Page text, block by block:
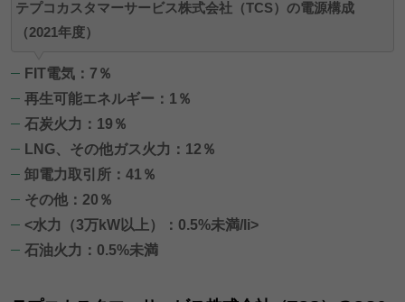
テプコカスタマーサービス株式会社（TCS）の電源構成
（2021年度）
FIT電気：7％
再生可能エネルギー：1％
石炭火力：19％
LNG、その他ガス火力：12％
卸電力取引所：41％
その他：20％
<水力（3万kW以上）：0.5%未満/li>
石油火力：0.5%未満